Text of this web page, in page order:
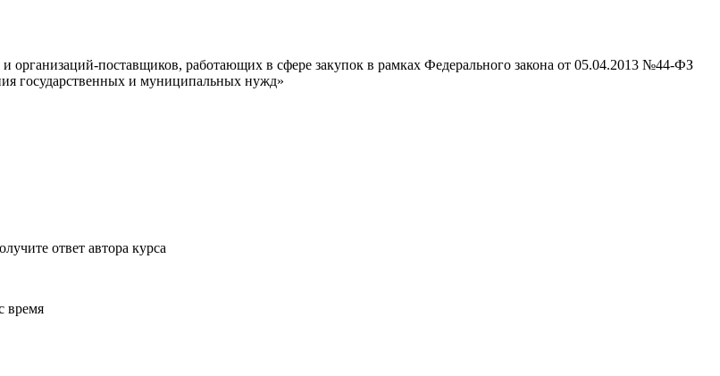
организаций-поставщиков, работающих в сфере закупок в рамках Федерального закона от 05.04.2013 №44-ФЗ
государственных и муниципальных нужд»
ответ автора курса
время